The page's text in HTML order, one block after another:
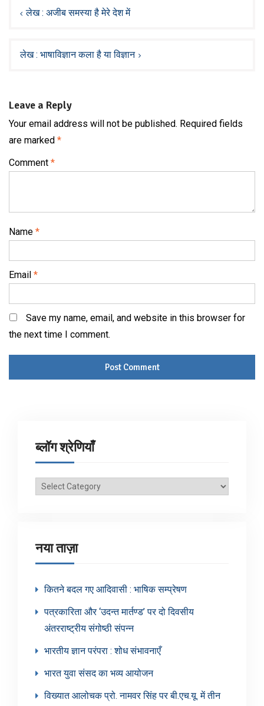
navigation
लेख : अजीब समस्या है मेरे देश में
लेख : भाषाविज्ञान कला है या विज्ञान
Leave a Reply
Your email address will not be published. Required fields
are marked *
Comment *
Name *
Email *
Save my name, email, and website in this browser for
the next time I comment.
ब्लॉग श्रेणियाँ
ब्लॉग
नया ताज़ा
कितने बदल गए आदिवासी : भाषिक सम्प्रेषण
पत्रकारिता और ‘उदन्त मार्तण्ड’ पर दो दिवसीय
अंतरराष्ट्रीय संगोष्ठी संपन्न
भारतीय ज्ञान परंपरा : शोध संभावनाएँ
भारत युवा संसद का भव्य आयोजन
विख्यात आलोचक प्रो. नामवर सिंह पर बी.एच.यू. में तीन